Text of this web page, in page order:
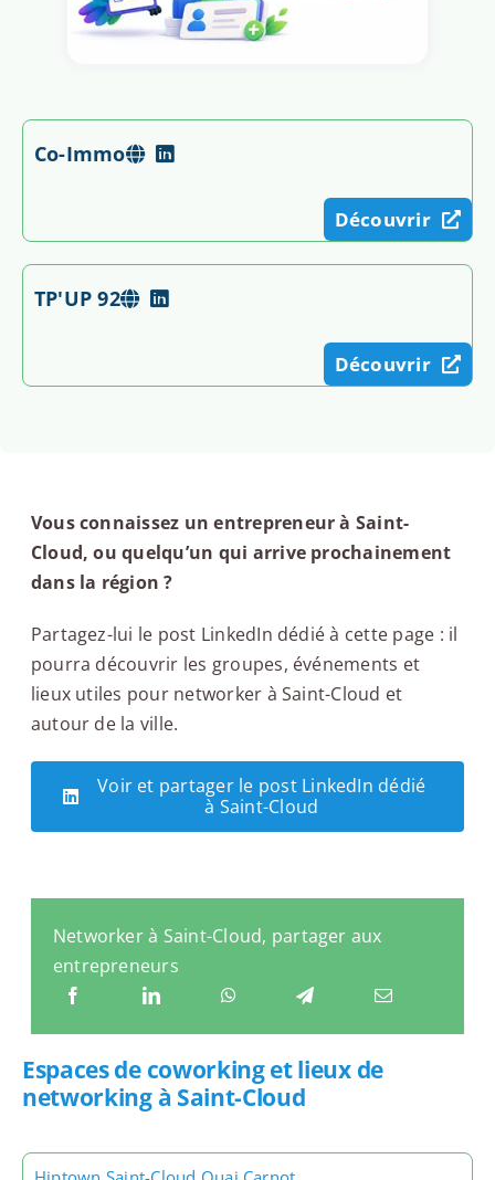
Co-Immo
Découvrir
TP'UP 92
Découvrir
Vous connaissez un entrepreneur à Saint-
Cloud, ou quelqu’un qui arrive prochainement
dans la région ?
Partagez-lui le post LinkedIn dédié à cette page : il
pourra découvrir les groupes, événements et
lieux utiles pour networker à Saint-Cloud et
autour de la ville.
Voir et partager le post LinkedIn dédié
à Saint-Cloud
Networker à Saint-Cloud, partager aux
entrepreneurs
Espaces de coworking et lieux de
networking à Saint-Cloud